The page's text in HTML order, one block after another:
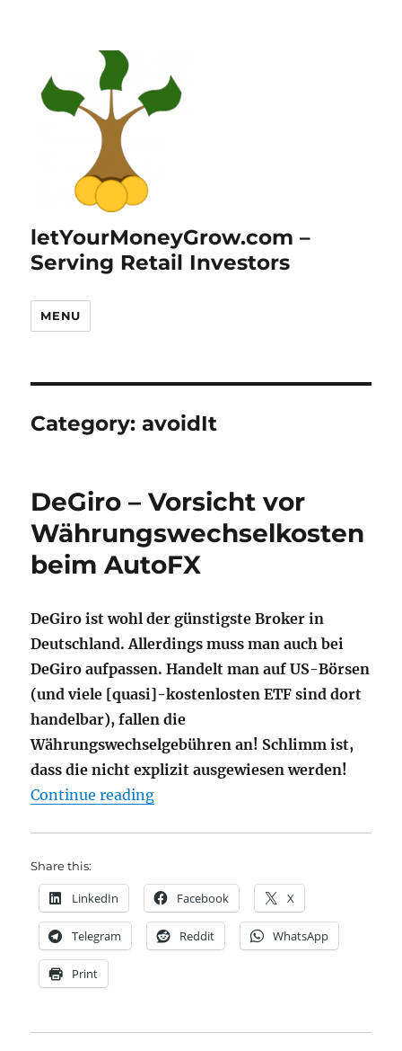
letYourMoneyGrow.com –
Serving Retail Investors
MENU
Category:avoidIt
DeGiro – Vorsicht vor
Währungswechselkosten
beim AutoFX
DeGiro ist wohl der günstigste Broker in
Deutschland. Allerdings muss man auch bei
DeGiro aufpassen. Handelt man auf US-Börsen
(und viele [quasi]-kostenlosten ETF sind dort
handelbar), fallen die
Währungswechselgebühren an! Schlimm ist,
dass die nicht explizit ausgewiesen werden!
Continue reading"DeGiro – Vorsicht vor
Share this:
LinkedIn Facebook X
Telegram Reddit WhatsApp
Print